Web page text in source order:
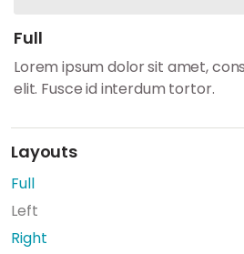
Full
Lorem ipsum dolor sit amet,
elit. Fusce id interdum tortor.
Layouts
Full
Left
Right